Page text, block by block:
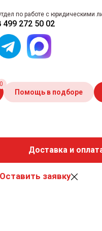
по работе с юридическими
499 272 50 02
0
Помощь в подборе
Доставка и
Оставить заявку